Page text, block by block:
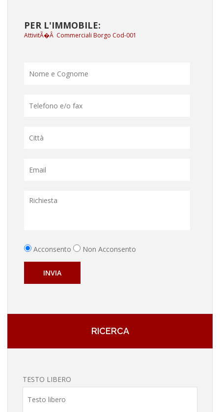
PER L'IMMOBILE:
AttivitÃ�Â Commerciali Borgo Cod-001
Acconsento Non Acconsento
INVIA
RICERCA
TESTO LIBERO